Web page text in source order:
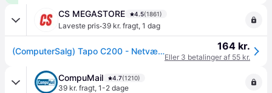
CS MEGASTORE 4.5(1861)
Laveste pris·39 kr. fragt, 1 dag
(ComputerSalg) Tapo C200 - Netværksovervågningskamera - panonering / hældningsvinkel - farve (Dag/nat) - 1920 x 1080 - 1080p - fast brændvidde - audio - trådløs - W 164 kr.
Eller 3 betalinger af 55 kr.
CompuMail 4.7(1210)
39 kr. fragt, 1-2 dage